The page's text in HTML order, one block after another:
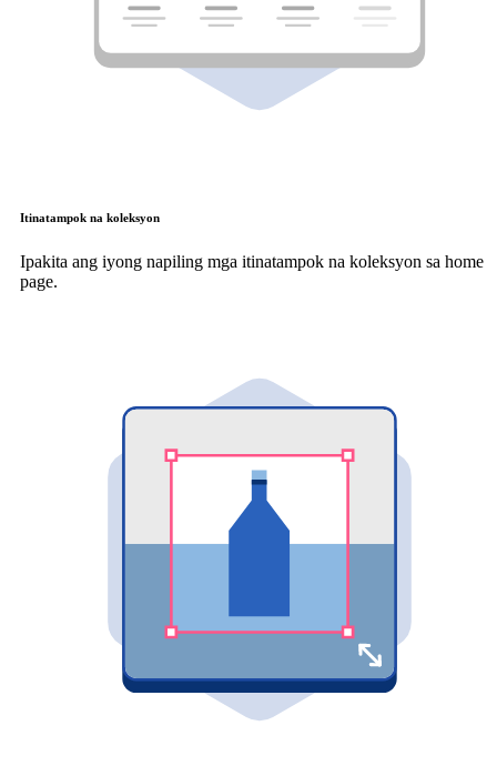
Itinatampok na koleksyon
Ipakita ang iyong napiling mga itinatampok na koleksyon sa home
page.